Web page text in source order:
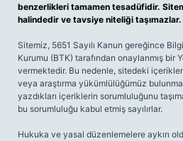
benzerlikleri tamamen tesadüfidir.
halindedir ve tavsiye niteliği taşımazlar.
Sitemiz, 5651 Sayılı Kanun gereğince
Kurumu (BTK) tarafından onaylanmış bir
vermektedir. Bu nedenle, sitedeki
veya araştırma yükümlülüğümüz
yazdıkları içeriklerin sorumluluğunu
bu sorumluluğu kabul etmiş sayılırlar.
Hukuka ve yasal düzenlemelere aykırı